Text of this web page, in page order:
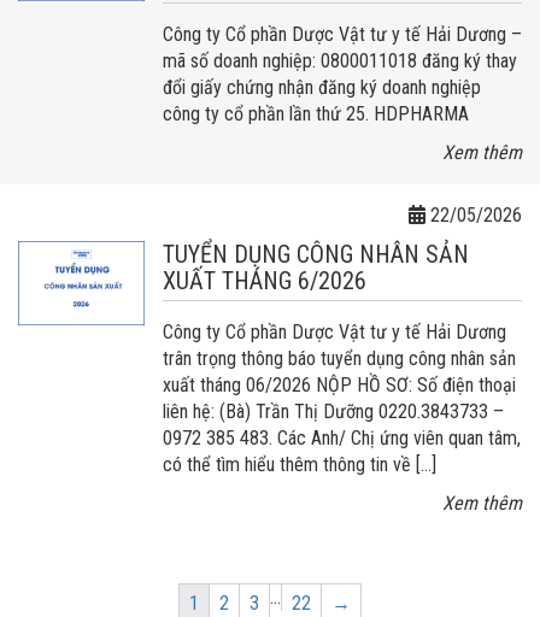
Công ty Cổ phần Dược Vật tư y tế Hải Dương –
mã số doanh nghiệp: 0800011018 đăng ký thay
đổi giấy chứng nhận đăng ký doanh nghiệp
công ty cổ phần lần thứ 25. HDPHARMA
Xem thêm
22/05/2026
TUYỂN DỤNG CÔNG NHÂN SẢN
XUẤT THÁNG 6/2026
Công ty Cổ phần Dược Vật tư y tế Hải Dương
trân trọng thông báo tuyển dụng công nhân sản
xuất tháng 06/2026 NỘP HỒ SƠ: Số điện thoại
liên hệ: (Bà) Trần Thị Dưỡng 0220.3843733 –
0972 385 483. Các Anh/ Chị ứng viên quan tâm,
có thể tìm hiểu thêm thông tin về […]
Xem thêm
Page
1 Page
2 Page
3 … Page
22 →